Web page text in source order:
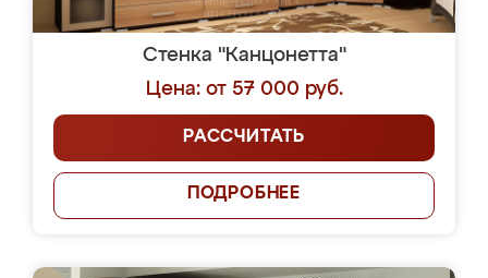
Стенка "Канцонетта"
Цена: от 57 000 руб.
РАССЧИТАТЬ
ПОДРОБНЕЕ